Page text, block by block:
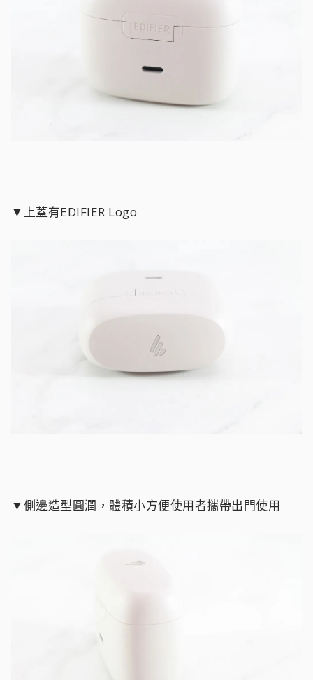
▼上蓋有EDIFIER Logo
▼側邊造型圓潤，體積小方便使用者攜帶出門使用